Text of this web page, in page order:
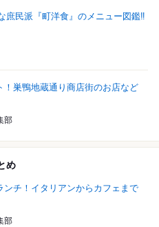
庶民派『町洋食』のメニュー図鑑‼
！巣鴨地蔵通り商店街のお店など
部
め
ンチ！イタリアンからカフェまで
部